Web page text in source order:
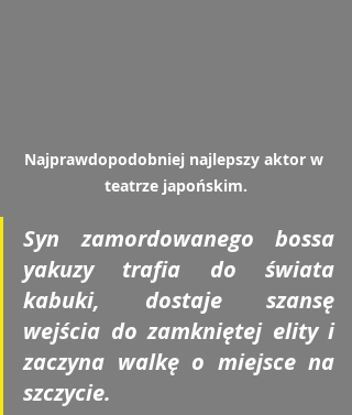
Najprawdopodobniej najlepszy aktor w
teatrze japońskim.
Syn zamordowanego bossa
yakuzy trafia do świata
kabuki, dostaje szansę
wejścia do zamkniętej elity i
zaczyna walkę o miejsce na
szczycie.